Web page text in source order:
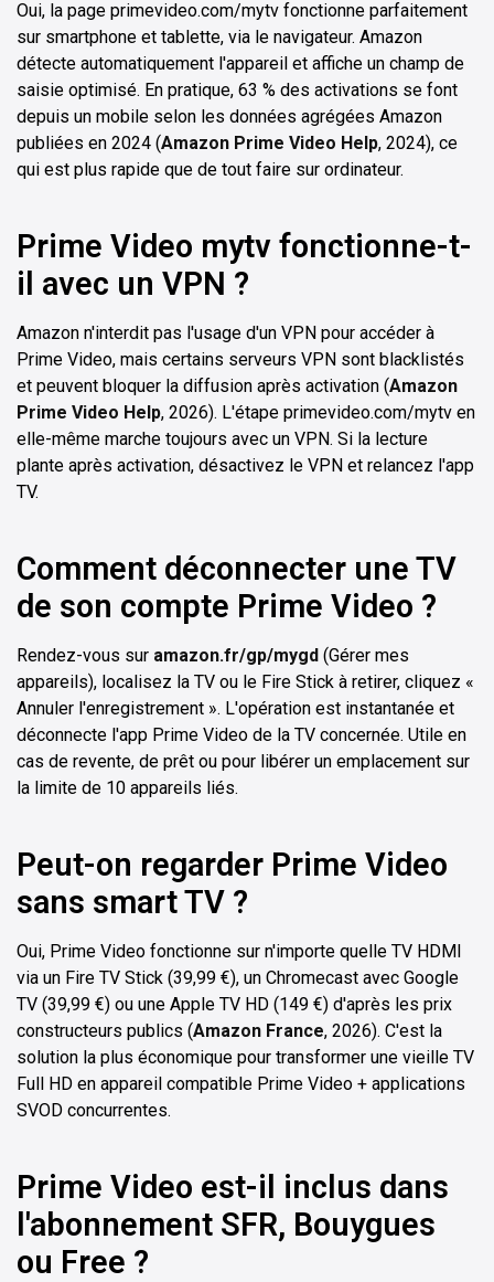
Oui, la page primevideo.com/mytv fonctionne parfaitement
sur smartphone et tablette, via le navigateur. Amazon
détecte automatiquement l'appareil et affiche un champ de
saisie optimisé. En pratique, 63 % des activations se font
depuis un mobile selon les données agrégées Amazon
publiées en 2024 (Amazon Prime Video Help, 2024), ce
qui est plus rapide que de tout faire sur ordinateur.
Prime Video mytv fonctionne-t-
il avec un VPN ?
Amazon n'interdit pas l'usage d'un VPN pour accéder à
Prime Video, mais certains serveurs VPN sont blacklistés
et peuvent bloquer la diffusion après activation (Amazon
Prime Video Help, 2026). L'étape primevideo.com/mytv en
elle-même marche toujours avec un VPN. Si la lecture
plante après activation, désactivez le VPN et relancez l'app
TV.
Comment déconnecter une TV
de son compte Prime Video ?
Rendez-vous sur amazon.fr/gp/mygd (Gérer mes
appareils), localisez la TV ou le Fire Stick à retirer, cliquez «
Annuler l'enregistrement ». L'opération est instantanée et
déconnecte l'app Prime Video de la TV concernée. Utile en
cas de revente, de prêt ou pour libérer un emplacement sur
la limite de 10 appareils liés.
Peut-on regarder Prime Video
sans smart TV ?
Oui, Prime Video fonctionne sur n'importe quelle TV HDMI
via un Fire TV Stick (39,99 €), un Chromecast avec Google
TV (39,99 €) ou une Apple TV HD (149 €) d'après les prix
constructeurs publics (Amazon France, 2026). C'est la
solution la plus économique pour transformer une vieille TV
Full HD en appareil compatible Prime Video + applications
SVOD concurrentes.
Prime Video est-il inclus dans
l'abonnement SFR, Bouygues
ou Free ?